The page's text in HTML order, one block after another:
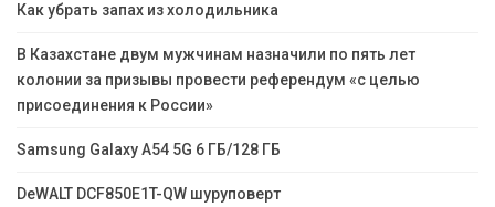
Как убрать запах из холодильника
В Казахстане двум мужчинам назначили по пять лет
колонии за призывы провести референдум «с целью
присоединения к России»
Samsung Galaxy A54 5G 6 ГБ/128 ГБ
DeWALT DCF850E1T-QW шуруповерт